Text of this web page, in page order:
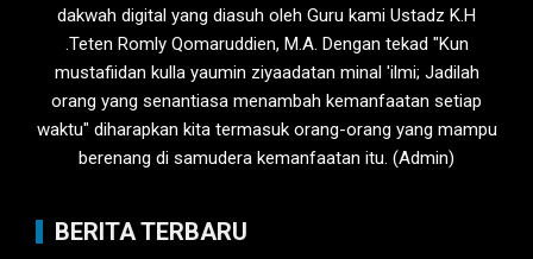
dakwah digital yang diasuh oleh Guru kami Ustadz K.H
.Teten Romly Qomaruddien, M.A. Dengan tekad "Kun
mustafiidan kulla yaumin ziyaadatan minal 'ilmi; Jadilah
orang yang senantiasa menambah kemanfaatan setiap
waktu" diharapkan kita termasuk orang-orang yang mampu
berenang di samudera kemanfaatan itu. (Admin)
BERITA TERBARU